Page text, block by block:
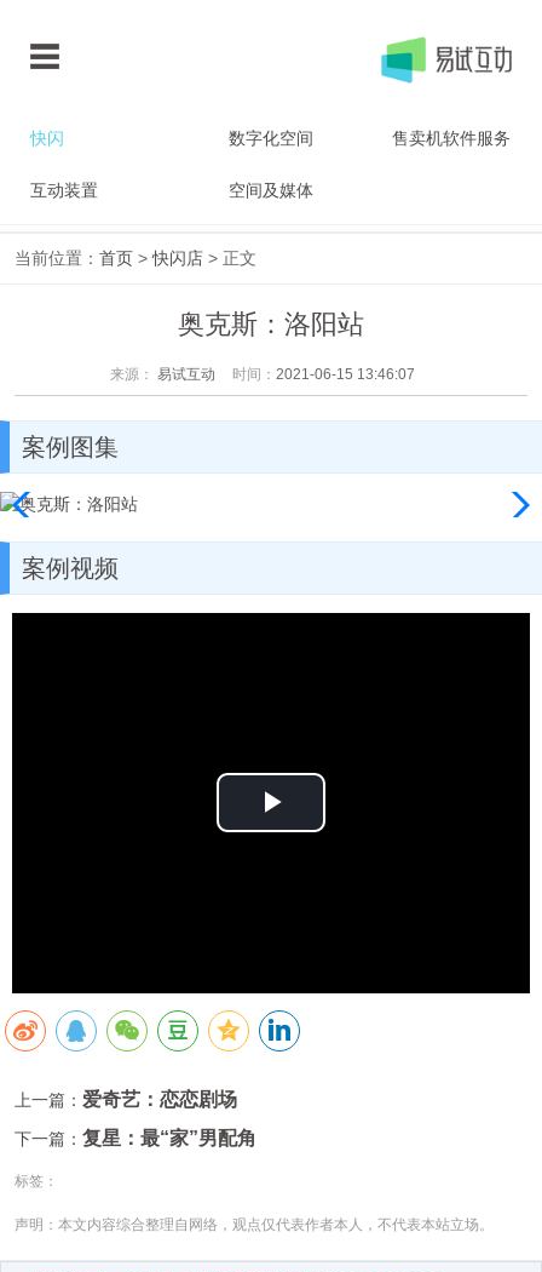
快闪 数字化空间 售卖机软件服务
互动装置 空间及媒体
当前位置： 首页 >快闪店 > 正文
奥克斯：洛阳站
来源： 易试互动 时间： 2021-06-15 13:46:07
案例图集
案例视频
Play
上一篇： 爱奇艺：恋恋剧场
下一篇： 复星：最“家”男配角
标签：
声明：本文内容综合整理自网络，观点仅代表作者本人，不代表本站立场。